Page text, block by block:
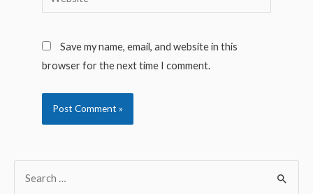
Save my name, email, and website in this
browser for the next time I comment.